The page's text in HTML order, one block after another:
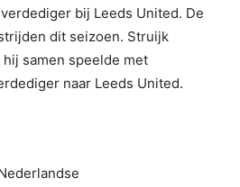
bij Leeds United. De
dit seizoen. Struijk
samen speelde met
naar Leeds United.